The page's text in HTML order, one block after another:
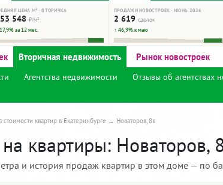
ЦЕНА М² · ВТОРИЧКА
548 ₽/м²
за 12 мес.
ПРОДАЖИ НОВОСТРОЕК · ИЮНЬ 2026
2 619 сделок
↑ 46,9% к маю
Вторичная недвижимость Рынок новостроек
Агентства недвижимости Отзывы об агентствах
квартир в Екатеринбурге Новаторов, 8в
квартиры: Новаторов,
и история продаж квартир в этом доме — по